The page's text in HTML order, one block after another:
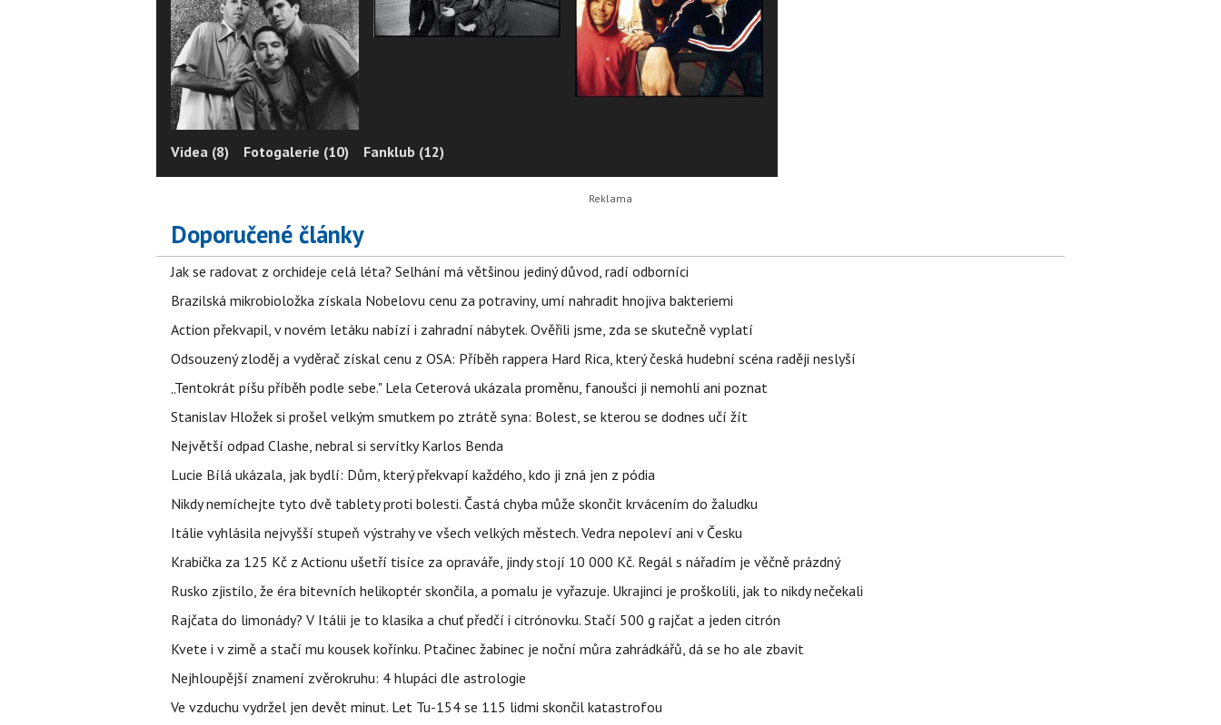
Videa (8) Fotogalerie (10) Fanklub (12)
Doporučené články
Jak se radovat z orchideje celá léta? Selhání má většinou jediný důvod, radí odborníci
Brazilská mikrobioložka získala Nobelovu cenu za potraviny, umí nahradit hnojiva bakteriemi
Action překvapil, v novém letáku nabízí i zahradní nábytek. Ověřili jsme, zda se skutečně vyplatí
Odsouzený zloděj a vyděrač získal cenu z OSA: Příběh rappera Hard Rica, který česká hudební scéna raději neslyší
„Tentokrát píšu příběh podle sebe." Lela Ceterová ukázala proměnu, fanoušci ji nemohli ani poznat
Stanislav Hložek si prošel velkým smutkem po ztrátě syna: Bolest, se kterou se dodnes učí žít
Největší odpad Clashe, nebral si servítky Karlos Benda
Lucie Bílá ukázala, jak bydlí: Dům, který překvapí každého, kdo ji zná jen z pódia
Nikdy nemíchejte tyto dvě tablety proti bolesti. Častá chyba může skončit krvácením do žaludku
Itálie vyhlásila nejvyšší stupeň výstrahy ve všech velkých městech. Vedra nepoleví ani v Česku
Krabička za 125 Kč z Actionu ušetří tisíce za opraváře, jindy stojí 10 000 Kč. Regál s nářadím je věčně prázdný
Rusko zjistilo, že éra bitevních helikoptér skončila, a pomalu je vyřazuje. Ukrajinci je proškolili, jak to nikdy nečekali
Rajčata do limonády? V Itálii je to klasika a chuť předčí i citrónovku. Stačí 500 g rajčat a jeden citrón
Kvete i v zimě a stačí mu kousek kořínku. Ptačinec žabinec je noční můra zahrádkářů, dá se ho ale zbavit
Nejhloupější znamení zvěrokruhu: 4 hlupáci dle astrologie
Ve vzduchu vydržel jen devět minut. Let Tu-154 se 115 lidmi skončil katastrofou